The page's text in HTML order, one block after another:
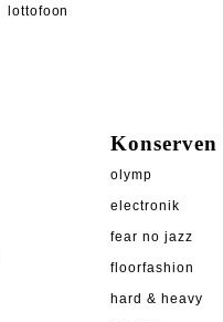
lottofoon
Konserven
olymp
electronik
fear no jazz
floorfashion
hard & heavy